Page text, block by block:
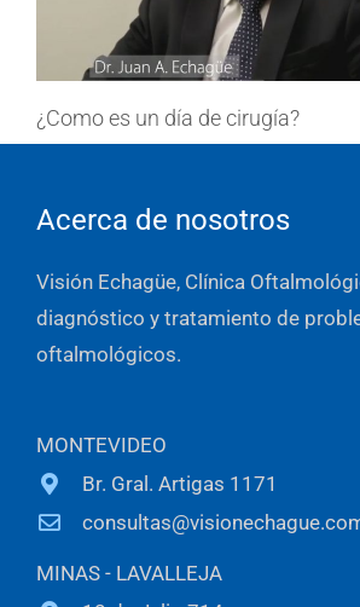
¿Como es un día de cirugía?
Acerca de nosotros
Visión Echagüe, Clínica
diagnóstico y tratamiento de
oftalmológicos.
MONTEVIDEO
Br. Gral. Artigas 1171
MINAS - LAVALLEJA